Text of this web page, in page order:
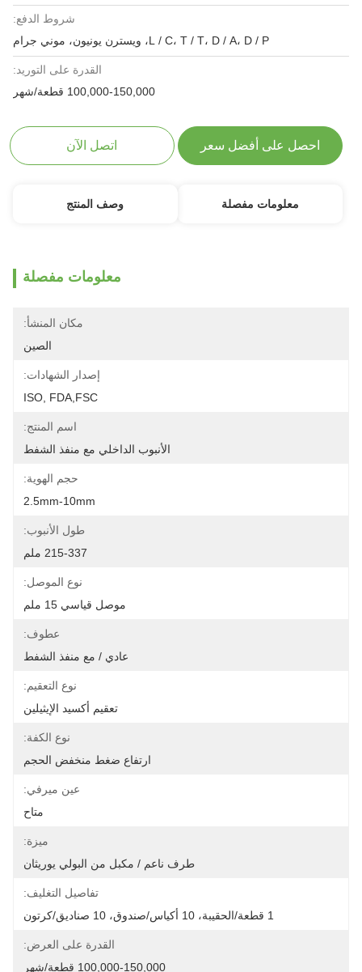
شروط الدفع:
L / C، T / T، D / A، D / P، ويسترن يونيون، موني جرام
القدرة على التوريد:
100,000-150,000 قطعة/شهر
احصل على أفضل سعر اتصل الآن
معلومات مفصلة وصف المنتج
معلومات مفصلة
مكان المنشأ:
الصين
إصدار الشهادات:
ISO, FDA,FSC
اسم المنتج:
الأنبوب الداخلي مع منفذ الشفط
حجم الهوية:
2.5mm-10mm
طول الأنبوب:
215-337 ملم
نوع الموصل:
موصل قياسي 15 ملم
عطوف:
عادي / مع منفذ الشفط
نوع التعقيم:
تعقيم أكسيد الإيثيلين
نوع الكفة:
ارتفاع ضغط منخفض الحجم
عين ميرفي:
متاح
ميزة:
طرف ناعم / مكبل من البولي يوريثان
تفاصيل التغليف:
القدرة على العرض:
100,000-150,000 قطعة/شهر